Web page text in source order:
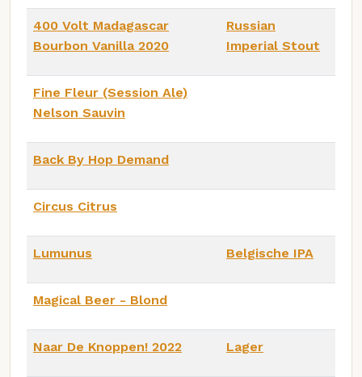
400 Volt Madagascar
Bourbon Vanilla 2020
Russian
Imperial Stout
Fine Fleur (Session Ale)
Nelson Sauvin
Back By Hop Demand
Circus Citrus
Lumunus Belgische IPA
Magical Beer - Blond
Naar De Knoppen! 2022 Lager